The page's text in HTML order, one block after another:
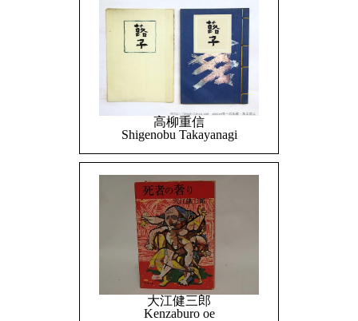
高柳重信
Shigenobu Takayanagi
大江健三郎
Kenzaburo oe